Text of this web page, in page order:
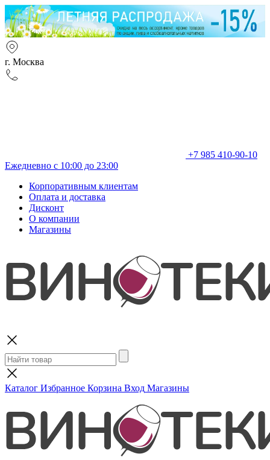
г. Москва
+7 985 410-90-10
Ежедневно с 10:00 до 23:00
Корпоративным клиентам
Оплата и доставка
Дисконт
О компании
Магазины
Каталог Избранное Корзина Вход Магазины